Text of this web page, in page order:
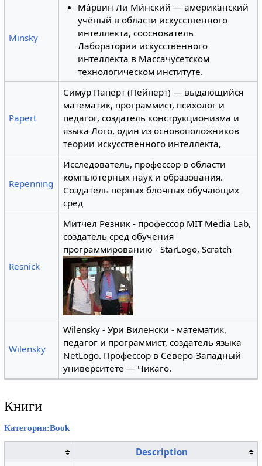
Minsky
Ма́рвин Ли Ми́нский — американский
учёный в области искусственного
интеллекта, сооснователь
Лаборатории искусственного
интеллекта в Массачусетском
технологическом институте.
Papert
Симур Паперт (Пейперт) — выдающийся
математик, программист, психолог и
педагог, создатель конструкционизма и
языка Лого, один из основоположников
теории искусственного интеллекта,
Repenning
Исследователь, профессор в области
компьютерных наук и образования.
Создатель первых блочных обучающих
сред
Resnick
Митчел Резник - профессор MIT Media Lab,
создатель сред обучения
программированию - StarLogo, Scratch
Wilensky
Wilensky - Ури Виленски - математик,
педагог и программист, создатель языка
NetLogo. Профессор в Северо-Западный
университете — Чикаго.
Книги
Категория:Book
Description